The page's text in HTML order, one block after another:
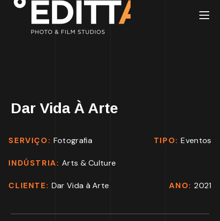
Dar Vida À Arte
SERVIÇO: Fotografia TIPO:Eventos
INDÚSTRIA:Arts & Culture
CLIENTE: Dar Vida à Arte ANO:2021